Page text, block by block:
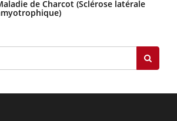
de Charcot (Sclérose latérale